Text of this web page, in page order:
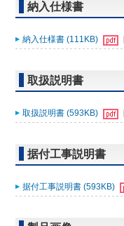
納入仕様書
納入仕様書 (111KB)
取扱説明書
取扱説明書 (593KB)
据付工事説明書
据付工事説明書 (593KB)